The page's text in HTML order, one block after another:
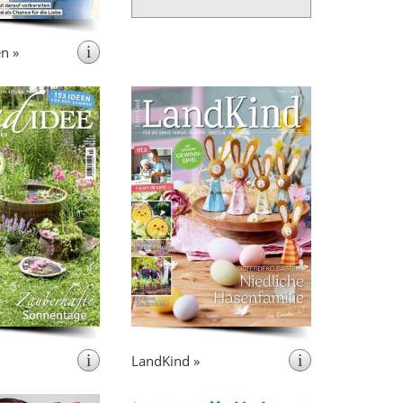
» i
i
6x pro Jahr
LandIDEE liefert
Menschen
Ideen für ein
Leben.
rund um Küche,
werden auch
Heilverfahren
LandIDEE macht
zum Trend und
Wissen vom Land
neu.
LandKind » i
erscheint 4x pro Jahr
LandKind bringt Landglück für
die ganze Familie.
Wie und wo
lässt sich die Natur mit Kindern
am schönsten erleben und
genießen? LandKind im Abo
beantwortet solche Frage vier
Mal im Jahr und liefert mit jeder
Ausgabe neue Anreize für
Entdeckungstouren und
Abenteuer. Die extra Beilage für
Kinder beinhaltet außerdem
thematisch passenden Bastel-
und Rätselspaß.